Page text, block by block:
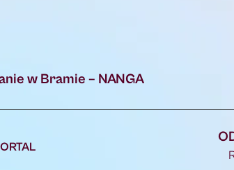
w Bramie – NANGA